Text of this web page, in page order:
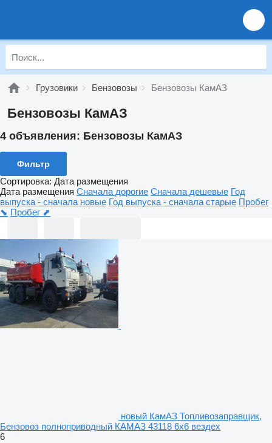
Грузовики Бензовозы Бензовозы КамАЗ
Бензовозы КамАЗ
4 объявления: Бензовозы КамАЗ
Фильтр
Сортировка: Дата размещения
Дата размещения Сначала дорогие Сначала дешевые Год
выпуска - сначала новые Год выпуска - сначала старые Пробег
⬊ Пробег ⬈
новый КамАЗ Топливозаправщик,
Бензовоз полноприводный КАМАЗ 43118 6х6 вездех
6